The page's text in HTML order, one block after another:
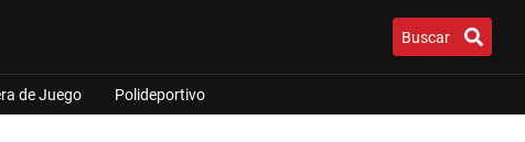
Buscar
de Juego Polideportivo